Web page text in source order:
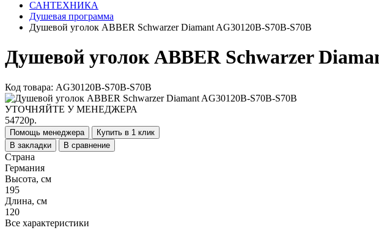
САНТЕХНИКА
Душевая программа
Душевой уголок ABBER Schwarzer Diamant AG30120B-S70B-S70B
Душевой уголок ABBER Schwarzer
Код товара: AG30120B-S70B-S70B
УТОЧНЯЙТЕ У МЕНЕДЖЕРА
54720р.
Помощь менеджера
Купить в 1 клик
В закладки
В сравнение
Страна
Германия
Высота, см
195
Длина, см
120
Все характеристики